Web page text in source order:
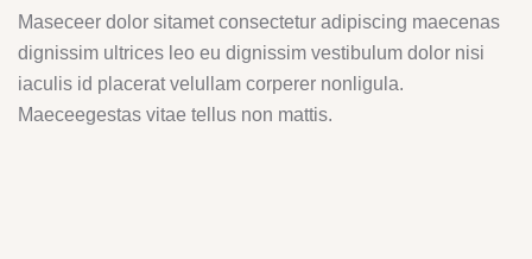
Maseceer dolor sitamet consectetur adipiscing maecenas
dignissim ultrices leo eu dignissim vestibulum dolor nisi
iaculis id placerat velullam corperer nonligula.
Maeceegestas vitae tellus non mattis.